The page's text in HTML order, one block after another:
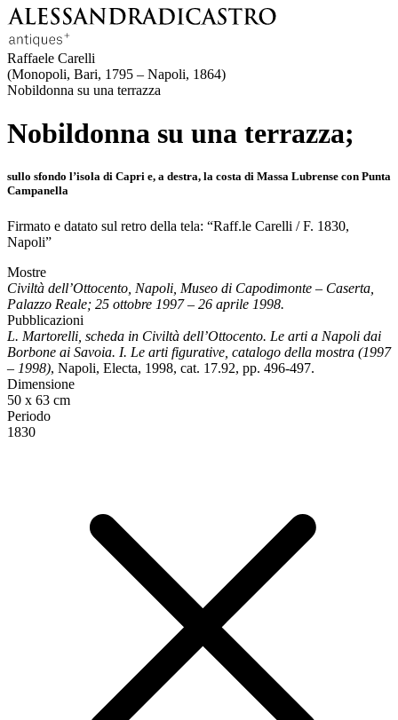
Raffaele Carelli
(Monopoli, Bari, 1795 – Napoli, 1864)
Nobildonna su una terrazza
Nobildonna su una terrazza;
sullo sfondo l’isola di Capri e, a destra, la costa di Massa Lubrense con Punta
Campanella
Firmato e datato sul retro della tela: “Raff.le Carelli / F. 1830,
Napoli”
Mostre
Civiltà dell’Ottocento, Napoli, Museo di Capodimonte – Caserta,
Palazzo Reale; 25 ottobre 1997 – 26 aprile 1998.
Pubblicazioni
L. Martorelli, scheda in Civiltà dell’Ottocento. Le arti a Napoli dai
Borbone ai Savoia. I. Le arti figurative, catalogo della mostra (1997
– 1998), Napoli, Electa, 1998, cat. 17.92, pp. 496-497.
Dimensione
50 x 63 cm
Periodo
1830